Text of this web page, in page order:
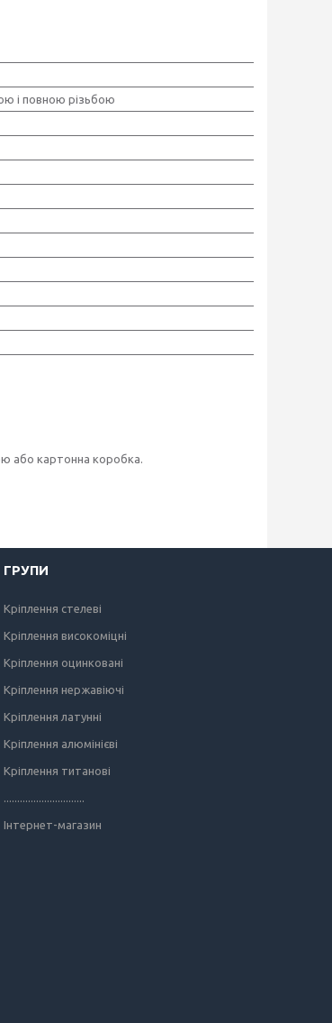
і повною різьбою
або картонна коробка.
ГРУПИ
Кріплення стелеві
Кріплення високоміцні
Кріплення оцинковані
Кріплення нержавіючі
Кріплення латунні
Кріплення алюмінієві
Кріплення титанові
..............................
Інтернет-магазин